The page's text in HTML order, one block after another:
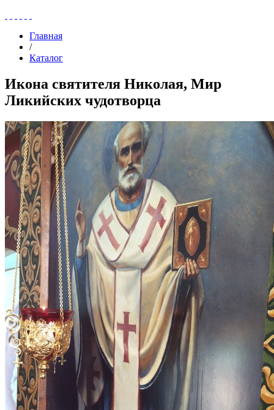
Главная
/
Каталог
Икона святителя Николая, Мир
Ликийских чудотворца